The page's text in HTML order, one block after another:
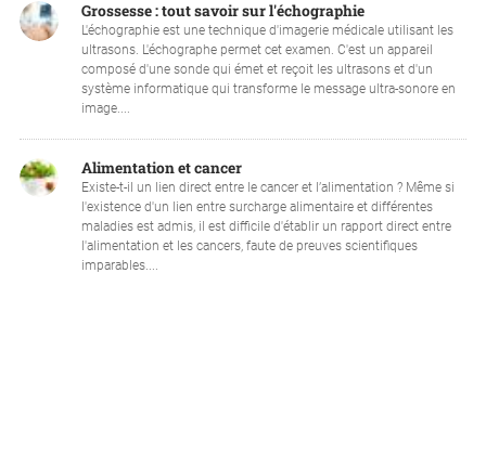
Grossesse : tout savoir sur l'échographie
L'échographie est une technique d'imagerie médicale utilisant les
ultrasons. L'échographe permet cet examen. C'est un appareil
composé d'une sonde qui émet et reçoit les ultrasons et d'un
système informatique qui transforme le message ultra-sonore en
image....
Alimentation et cancer
Existe-t-il un lien direct entre le cancer et l’alimentation ? Même si
l'existence d'un lien entre surcharge alimentaire et différentes
maladies est admis, il est difficile d'établir un rapport direct entre
l'alimentation et les cancers, faute de preuves scientifiques
imparables....